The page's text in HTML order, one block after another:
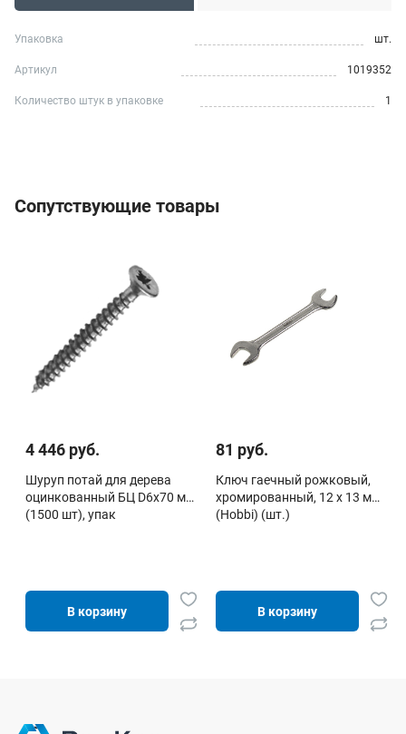
Упаковка шт.
Артикул 1019352
Количество штук в упаковке 1
Сопутствующие товары
4 446 руб.
Шуруп потай для дерева
оцинкованный БЦ D6х70 мм
(1500 шт), упак
В корзину
81 руб.
Ключ гаечный рожковый,
хромированный, 12 х 13 мм
(Hobbi) (шт.)
В корзину